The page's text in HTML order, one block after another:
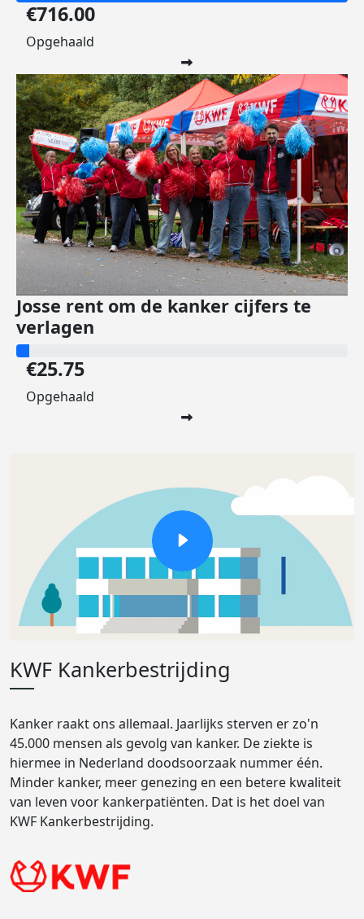
€716.00
Opgehaald
Josse rent om de kanker cijfers te
verlagen
€25.75
Opgehaald
KWF Kankerbestrijding
Kanker raakt ons allemaal. Jaarlijks sterven er zo'n
45.000 mensen als gevolg van kanker. De ziekte is
hiermee in Nederland doodsoorzaak nummer één.
Minder kanker, meer genezing en een betere kwaliteit
van leven voor kankerpatiënten. Dat is het doel van
KWF Kankerbestrijding.